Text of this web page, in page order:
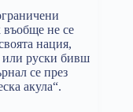
въобще не се
нация,
или руски бивш
се през
акула“.